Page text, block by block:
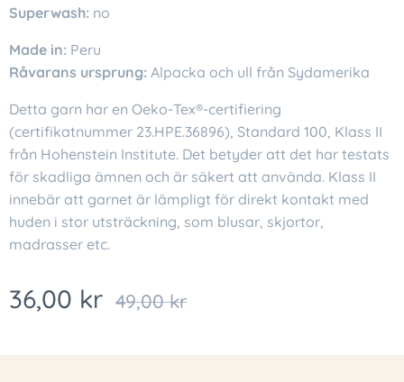
Superwash: no
Made in: Peru
Råvarans ursprung: Alpacka och ull från Sydamerika
Detta garn har en Oeko-Tex®-certifiering
(certifikatnummer 23.HPE.36896), Standard 100, Klass II
från Hohenstein Institute. Det betyder att det har testats
för skadliga ämnen och är säkert att använda. Klass II
innebär att garnet är lämpligt för direkt kontakt med
huden i stor utsträckning, som blusar, skjortor,
madrasser etc.
36,00 kr 49,00kr